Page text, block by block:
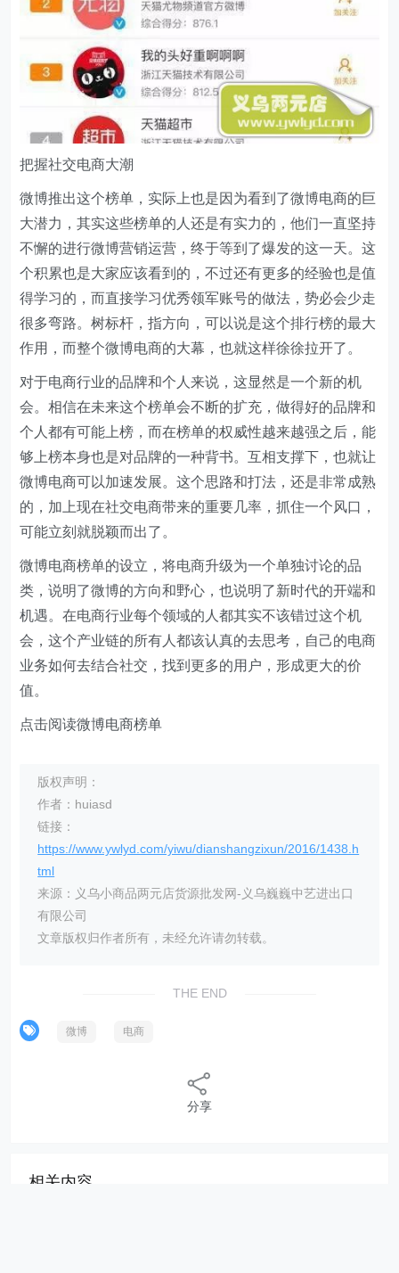
把握社交电商大潮
微博推出这个榜单，实际上也是因为看到了微博电商的巨
大潜力，其实这些榜单的人还是有实力的，他们一直坚持
不懈的进行微博营销运营，终于等到了爆发的这一天。这
个积累也是大家应该看到的，不过还有更多的经验也是值
得学习的，而直接学习优秀领军账号的做法，势必会少走
很多弯路。树标杆，指方向，可以说是这个排行榜的最大
作用，而整个微博电商的大幕，也就这样徐徐拉开了。
对于电商行业的品牌和个人来说，这显然是一个新的机
会。相信在未来这个榜单会不断的扩充，做得好的品牌和
个人都有可能上榜，而在榜单的权威性越来越强之后，能
够上榜本身也是对品牌的一种背书。互相支撑下，也就让
微博电商可以加速发展。这个思路和打法，还是非常成熟
的，加上现在社交电商带来的重要几率，抓住一个风口，
可能立刻就脱颖而出了。
微博电商榜单的设立，将电商升级为一个单独讨论的品
类，说明了微博的方向和野心，也说明了新时代的开端和
机遇。在电商行业每个领域的人都其实不该错过这个机
会，这个产业链的所有人都该认真的去思考，自己的电商
业务如何去结合社交，找到更多的用户，形成更大的价
值。
点击阅读微博电商榜单
版权声明：
作者：huiasd
链接：
https://www.ywlyd.com/yiwu/dianshangzixun/2016/1438.h
tml
来源：义乌小商品两元店货源批发网-义乌巍巍中艺进出口
有限公司
文章版权归作者所有，未经允许请勿转载。
THE END
微博 电商
分享
相关内容